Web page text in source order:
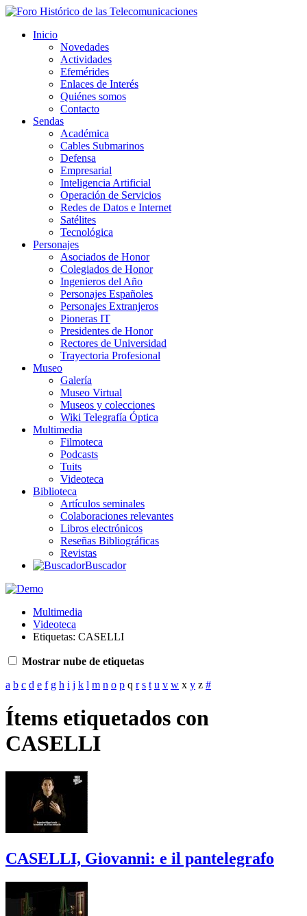
Inicio
Novedades
Actividades
Efemérides
Enlaces de Interés
Quiénes somos
Contacto
Sendas
Académica
Cables Submarinos
Defensa
Empresarial
Inteligencia Artificial
Operación de Servicios
Redes de Datos e Internet
Satélites
Tecnológica
Personajes
Asociados de Honor
Colegiados de Honor
Ingenieros del Año
Personajes Españoles
Personajes Extranjeros
Pioneras IT
Presidentes de Honor
Rectores de Universidad
Trayectoria Profesional
Museo
Galería
Museo Virtual
Museos y colecciones
Wiki Telegrafía Óptica
Multimedia
Filmoteca
Podcasts
Tuits
Videoteca
Biblioteca
Artículos seminales
Colaboraciones relevantes
Libros electrónicos
Reseñas Bibliográficas
Revistas
Buscador
Multimedia
Videoteca
Etiquetas: CASELLI
Mostrar nube de etiquetas
a b c d e f g h i j k l m n o p q r s t u v w x y z #
Ítems etiquetados con
CASELLI
CASELLI, Giovanni: e il pantelegrafo